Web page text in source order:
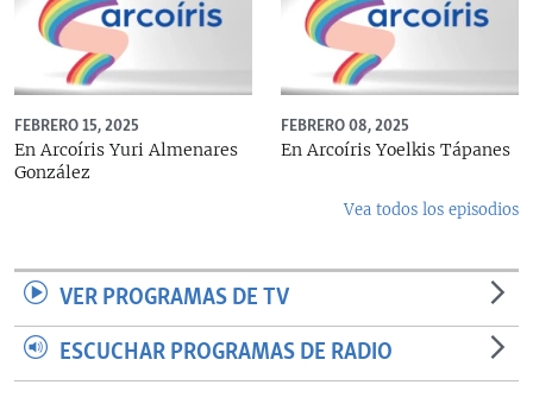
FEBRERO 15, 2025
En Arcoíris Yuri Almenares
González
FEBRERO 08, 2025
En Arcoíris Yoelkis Tápanes
Vea todos los episodios
VER PROGRAMAS DE TV
ESCUCHAR PROGRAMAS DE RADIO